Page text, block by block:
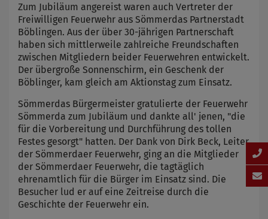
Zum Jubiläum angereist waren auch Vertreter der
Freiwilligen Feuerwehr aus Sömmerdas Partnerstadt
Böblingen. Aus der über 30-jährigen Partnerschaft
haben sich mittlerweile zahlreiche Freundschaften
zwischen Mitgliedern beider Feuerwehren entwickelt.
Der übergroße Sonnenschirm, ein Geschenk der
Böblinger, kam gleich am Aktionstag zum Einsatz.
Sömmerdas Bürgermeister gratulierte der Feuerwehr
Sömmerda zum Jubiläum und dankte all' jenen, "die
für die Vorbereitung und Durchführung des tollen
Festes gesorgt" hatten. Der Dank von Dirk Beck, Leiter
der Sömmerdaer Feuerwehr, ging an die Mitglieder
der Sömmerdaer Feuerwehr, die tagtäglich
ehrenamtlich für die Bürger im Einsatz sind. Die
Besucher lud er auf eine Zeitreise durch die
Geschichte der Feuerwehr ein.